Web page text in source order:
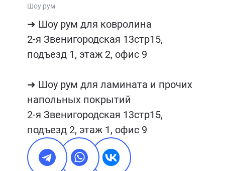
Шоу рум
➜ Шоу рум для ковролина
2-я Звенигородская 13стр15,
подъезд 1, этаж 2, офис 9
➜ Шоу рум для ламината и прочих
напольных покрытий
2-я Звенигородская 13стр15,
подъезд 2, этаж 1, офис 9